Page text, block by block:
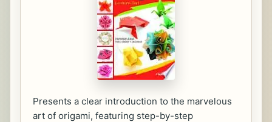
Presents a clear introduction to the marvelous
art of origami, featuring step-by-step